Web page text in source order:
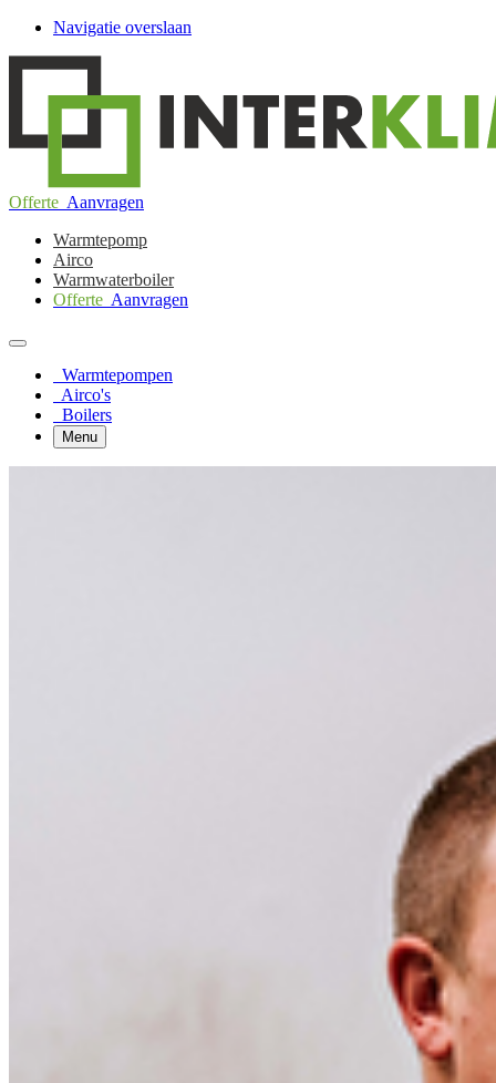
Navigatie overslaan
Offerte Aanvragen
Warmtepomp
Airco
Warmwaterboiler
Offerte Aanvragen
Warmtepompen
Airco's
Boilers
Menu